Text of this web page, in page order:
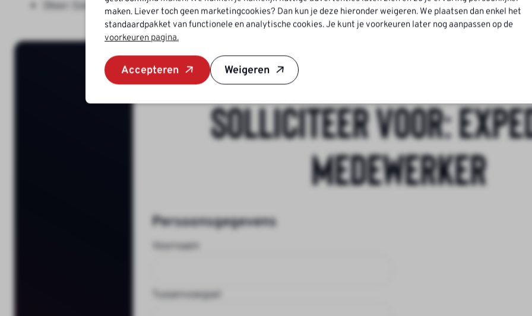
Sfeer: Een afwisselende en uitdagende functie binnen een informele en dynamische organisatie.
Solliciteer voor:
Medewerker
Persoonsgegevens
Voornaam
Tussenvoegsel
maken. Liever toch geen marketingcookies? Dan kun je deze hieronder weigeren. We plaatsen dan enkel het
standaardpakket van functionele en analytische cookies. Je kunt je voorkeuren later nog aanpassen op de
voorkeuren pagina.
Accepteren Weigeren